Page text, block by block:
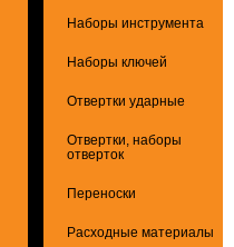
Наборы инструмента
Наборы ключей
Отвертки ударные
Отвертки, наборы
отверток
Переноски
Расходные материалы